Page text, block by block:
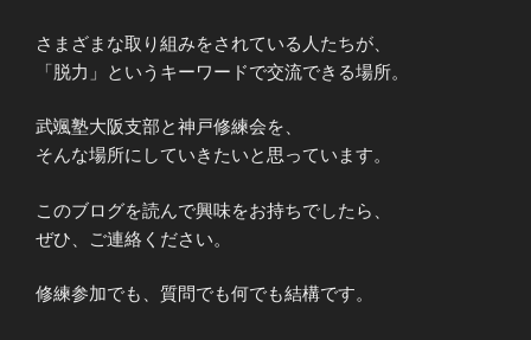
さまざまな取り組みをされている人たちが、
「脱力」というキーワードで交流できる場所。
武颯塾大阪支部と神戸修練会を、
そんな場所にしていきたいと思っています。
このブログを読んで興味をお持ちでしたら、
ぜひ、ご連絡ください。
修練参加でも、質問でも何でも結構です。